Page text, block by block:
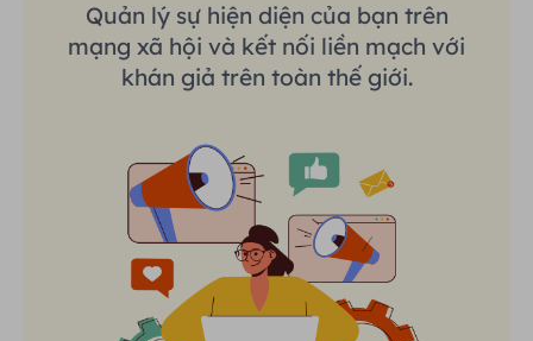
Quản lý sự hiện diện của bạn trên
mạng xã hội và kết nối liền mạch với
khán giả trên toàn thế giới.